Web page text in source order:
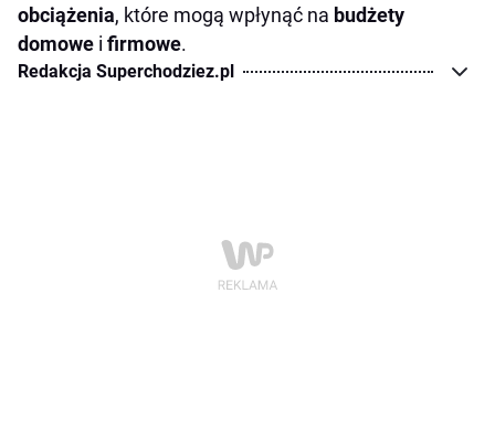
obciążenia, które mogą wpłynąć na budżety
domowe i firmowe.
Redakcja Superchodziez.pl